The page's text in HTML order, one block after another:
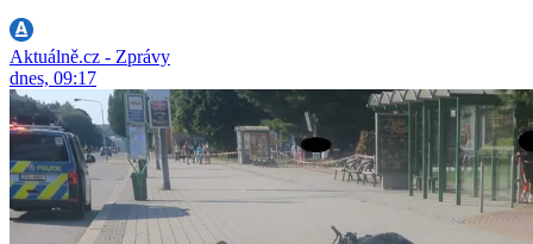
Aktuálně.cz - Zprávy
dnes, 09:17